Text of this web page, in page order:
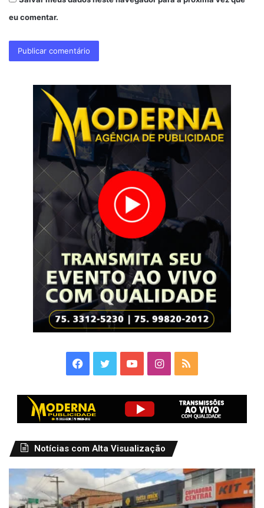
eu comentar.
Facebook
TwitterYouTubeInstagram
RSS
Notícias com Alta Visualização